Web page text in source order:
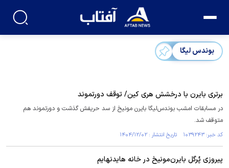
بوندس لیگا
برتری بایرن با درخشش هری کین/ توقف دورتموند
در مسابقات امشب بوندس‌لیگا بایرن مونیخ از سد حریفش گذشت و دورتموند هم
متوقف شد.
کد خبر: ۱۰۳۹۲۴۳ تاریخ انتشار : ۱۴۰۴/۱۲/۰۲
پیروزی پُرگل بایرن‌مونیخ در خانه هایدنهایم